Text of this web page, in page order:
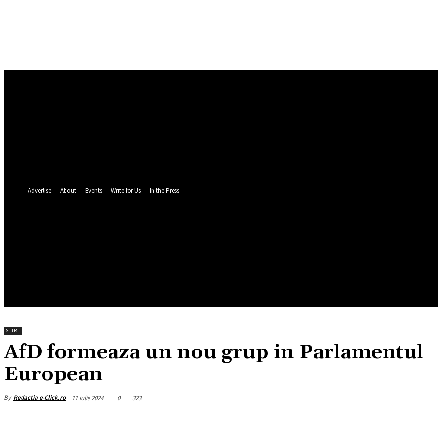
Advertise About Events Write for Us In the Press
STIRI
AfD formeaza un nou grup in Parlamentul
European
By Redactia e-Click.ro 11 iulie 2024 0 323